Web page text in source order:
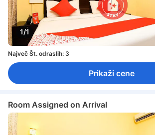
1/1
Največ Št. odraslih: 3
Prikaži cene
Room Assigned on Arrival